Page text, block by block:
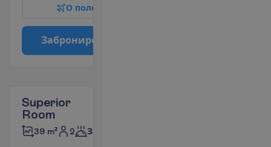
О поле
Заброниро
Superior
Room
39 m² 2 Завтраки